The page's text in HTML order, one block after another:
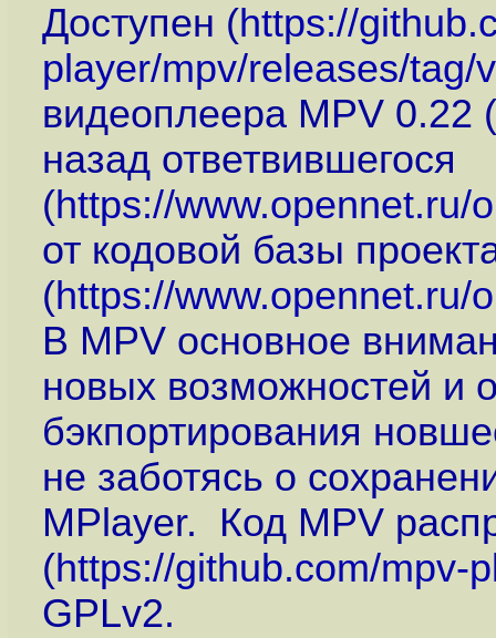
Доступен (https://
player/mpv/releases/tag/
видеоплеера MPV 0.22 (
назад ответвившегося
(https://www.opennet.ru/
от кодовой базы
(https://www.opennet.ru/
В MPV основное
новых возможностей и
бэкпортирования
не заботясь о
MPlayer. Код MPV
(https://github.com/mpv-
GPLv2.